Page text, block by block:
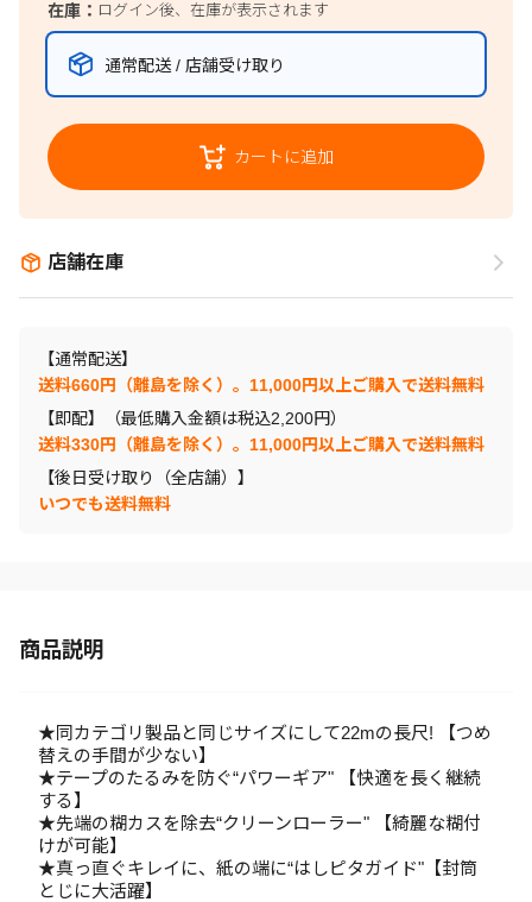
在庫： ログイン後、在庫が表示されます
通常配送 / 店舗受け取り
カートに追加
店舗在庫
【通常配送】
送料660円（離島を除く）。11,000円以上ご購入で送料無料
【即配】（最低購入金額は税込2,200円）
送料330円（離島を除く）。11,000円以上ご購入で送料無料
【後日受け取り（全店舗）】
いつでも送料無料
商品説明
★同カテゴリ製品と同じサイズにして22mの長尺! 【つめ
替えの手間が少ない】
★テープのたるみを防ぐ“パワーギア" 【快適を長く継続
する】
★先端の糊カスを除去“クリーンローラー" 【綺麗な糊付
けが可能】
★真っ直ぐキレイに、紙の端に“はしピタガイド"【封筒
とじに大活躍】